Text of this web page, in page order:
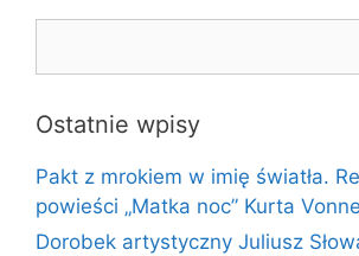
Ostatnie wpisy
Pakt z mrokiem w imię światła.
powieści „Matka noc” Kurta
Dorobek artystyczny Juliusz